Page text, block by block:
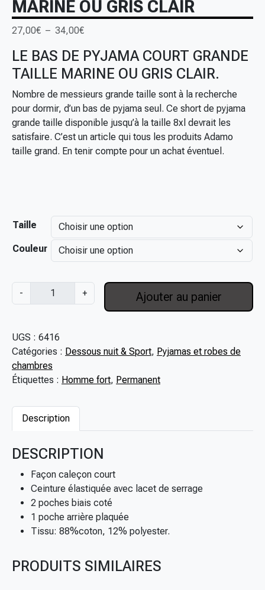
MARINE OU GRIS CLAIR
27,00€ – 34,00€P
a
g
d
e
p
r
i
2
7
,
0
€
à
0
€
LE BAS DE PYJAMA COURT GRANDE
TAILLE MARINE OU GRIS CLAIR.
Nombre de messieurs grande taille sont à la recherche
pour dormir, d’un bas de pyjama seul. Ce short de pyjama
grande taille disponible jusqu’à la taille 8xl devrait les
satisfaire. C’est un article qui tous les produits Adamo
taille grand. En tenir compte pour un achat éventuel.
Taille
Couleur
-
u
n
t
t
B
s
m
a
+ Ajouter au panier
UGS : 6416
Catégories : Dessous nuit & Sport, Pyjamas et robes de
chambres
Étiquettes : Homme fort, Permanent
Description
DESCRIPTION
Façon caleçon court
Ceinture élastiquée avec lacet de serrage
2 poches biais coté
1 poche arrière plaquée
Tissu: 88%coton, 12% polyester.
PRODUITS SIMILAIRES